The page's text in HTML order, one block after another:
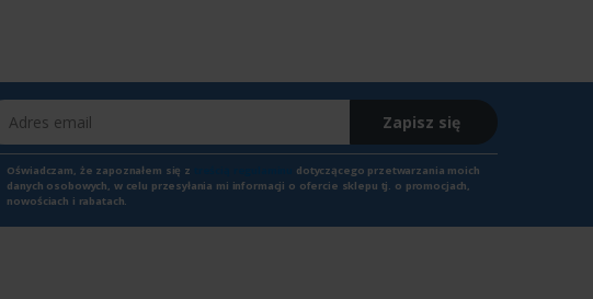
email
Zapisz się
Oświadczam, że zapoznałem się z
dotyczącego przetwarzania moich
danych osobowych, w celu przesyłania mi informacji o ofercie sklepu tj. o promocjach,
nowościach i rabatach.